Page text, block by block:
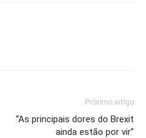
Próximo artigo
“As principais dores do Brexit
ainda estão por vir”